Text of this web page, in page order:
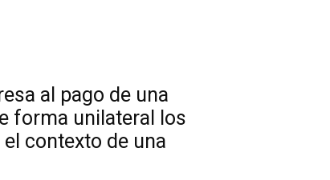
al pago de una
forma unilateral los
contexto de una